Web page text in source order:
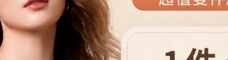
氣質穿搭
涼感穿搭
氣質穿搭必備
職場穿搭
K&J SHINE閃亮服飾店
台中必逛服飾店
洋裝穿搭
夏天洋裝穿搭